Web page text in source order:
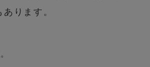
ります。